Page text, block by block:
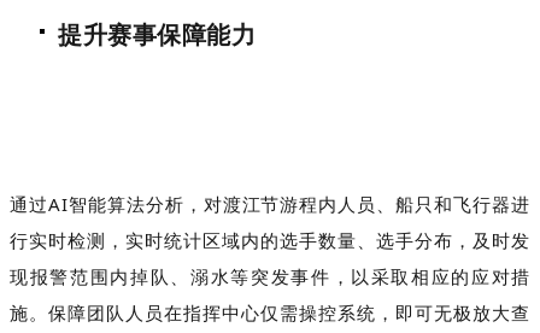
提升赛事保障能力
通过AI智能算法分析，对渡江节游程内人员、船只和飞行器进
行实时检测，实时统计区域内的选手数量、选手分布，及时发
现报警范围内掉队、溺水等突发事件，以采取相应的应对措
施。保障团队人员在指挥中心仅需操控系统，即可无极放大查